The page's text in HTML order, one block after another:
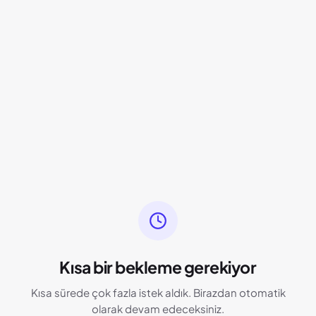
Kısa bir bekleme gerekiyor
Kısa sürede çok fazla istek aldık. Birazdan otomatik
olarak devam edeceksiniz.